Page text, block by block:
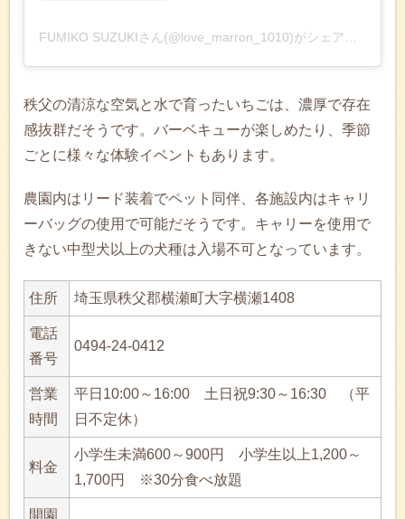
秩父の清涼な空気と水で育ったいちごは、濃厚で存在
感抜群だそうです。バーベキューが楽しめたり、季節
ごとに様々な体験イベントもあります。
農園内はリード装着でペット同伴、各施設内はキャリ
ーバッグの使用で可能だそうです。キャリーを使用で
きない中型犬以上の犬種は入場不可となっています。
住所 埼玉県秩父郡横瀬町大字横瀬1408
電話
番号
0494-24-0412
営業
時間
平日10:00～16:00 土日祝9:30～16:30 （平
日不定休）
料金
小学生未満600～900円 小学生以上1,200～
1,700円 ※30分食べ放題
開園